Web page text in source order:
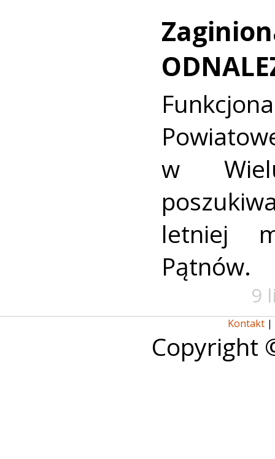
w
letniej
Pątnów.
9
Kontakt |
Copyright